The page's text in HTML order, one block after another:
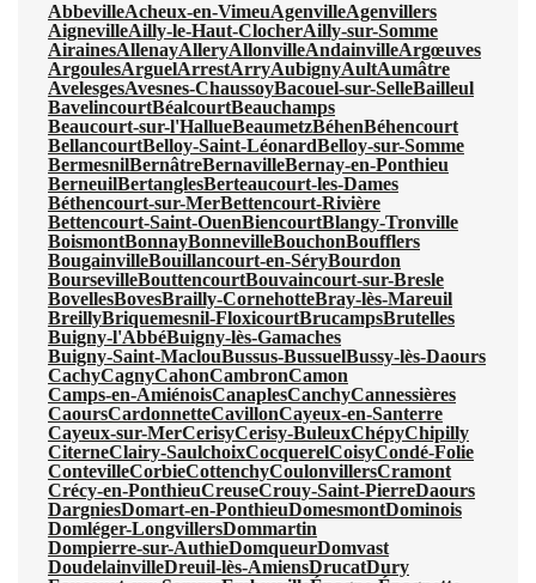
AbbevilleAcheux-en-VimeuAgenvilleAgenvillers
AignevilleAilly-le-Haut-ClocherAilly-sur-Somme
AirainesAllenayAlleryAllonvilleAndainvilleArgœuves
ArgoulesArguelArrestArryAubignyAultAumâtre
AvelesgesAvesnes-ChaussoyBacouel-sur-SelleBailleul
BavelincourtBéalcourtBeauchamps
Beaucourt-sur-l'HallueBeaumetzBéhenBéhencourt
BellancourtBelloy-Saint-LéonardBelloy-sur-Somme
BermesnilBernâtreBernavilleBernay-en-Ponthieu
BerneuilBertanglesBerteaucourt-les-Dames
Béthencourt-sur-MerBettencourt-Rivière
Bettencourt-Saint-OuenBiencourtBlangy-Tronville
BoismontBonnayBonnevilleBouchonBoufflers
BougainvilleBouillancourt-en-SéryBourdon
BoursevilleBouttencourtBouvaincourt-sur-Bresle
BovellesBovesBrailly-CornehotteBray-lès-Mareuil
BreillyBriquemesnil-FloxicourtBrucampsBrutelles
Buigny-l'AbbéBuigny-lès-Gamaches
Buigny-Saint-MaclouBussus-BussuelBussy-lès-Daours
CachyCagnyCahonCambronCamon
Camps-en-AmiénoisCanaplesCanchyCannessières
CaoursCardonnetteCavillonCayeux-en-Santerre
Cayeux-sur-MerCerisyCerisy-BuleuxChépyChipilly
CiterneClairy-SaulchoixCocquerelCoisyCondé-Folie
ContevilleCorbieCottenchyCoulonvillersCramont
Crécy-en-PonthieuCreuseCrouy-Saint-PierreDaours
DargniesDomart-en-PonthieuDomesmontDominois
Domléger-LongvillersDommartin
Dompierre-sur-AuthieDomqueurDomvast
DoudelainvilleDreuil-lès-AmiensDrucatDury